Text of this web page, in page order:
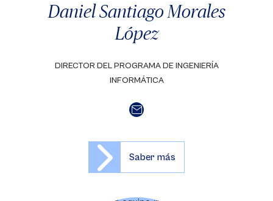
Daniel Santiago Morales
López
DIRECTOR DEL PROGRAMA DE INGENIERÍA
INFORMÁTICA
Saber más